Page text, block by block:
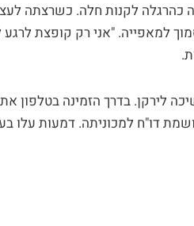
כהרגלה לקנות חלה. כשרצתה
למאפייה. "אני רק קופצת לרגע
לירקן. בדרך הזמינה בטלפון
דו"ח למכוניתה. דמעות עלו